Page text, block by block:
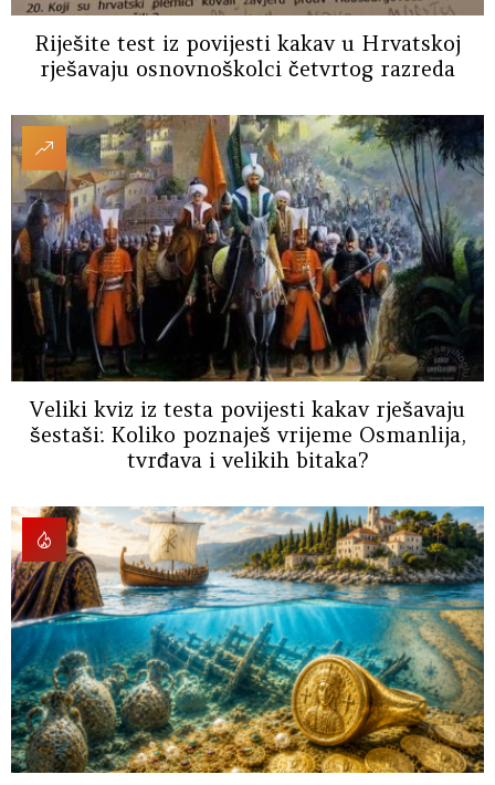
Riješite test iz povijesti kakav u Hrvatskoj
rješavaju osnovnoškolci četvrtog razreda
Veliki kviz iz testa povijesti kakav rješavaju
šestaši: Koliko poznaješ vrijeme Osmanlija,
tvrđava i velikih bitaka?